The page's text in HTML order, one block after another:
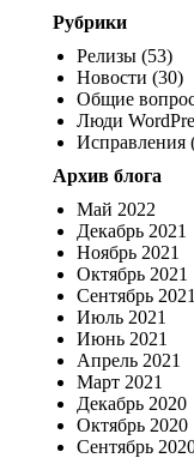
Рубрики
Релизы (53)
Новости (30)
Общие
Люди
Исправления
Архив блога
Май 2022
Декабрь 2021
Ноябрь 2021
Октябрь 2021
Сентябрь 2021
Июль 2021
Июнь 2021
Апрель 2021
Март 2021
Декабрь 2020
Октябрь 2020
Сентябрь